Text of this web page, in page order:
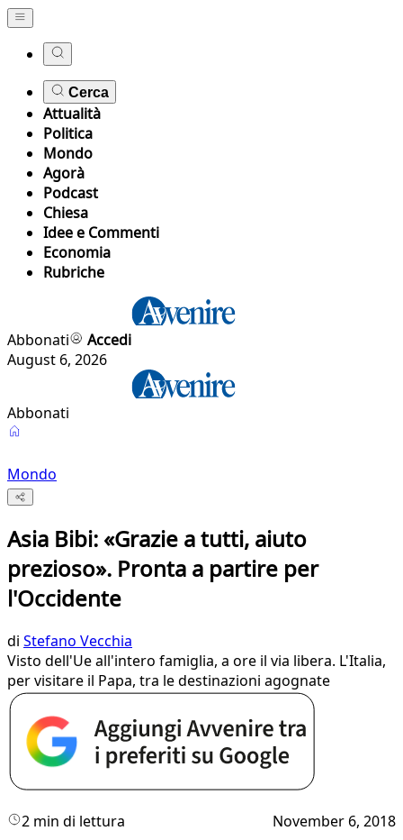
Cerca
Attualità
Politica
Mondo
Agorà
Podcast
Chiesa
Idee e Commenti
Economia
Rubriche
Abbonati
Accedi
August 6, 2026
Abbonati
Mondo
Asia Bibi: «Grazie a tutti, aiuto
prezioso». Pronta a partire per
l'Occidente
di Stefano Vecchia
Visto dell'Ue all'intero famiglia, a ore il via libera. L'Italia,
per visitare il Papa, tra le destinazioni agognate
2 min di lettura November 6, 2018